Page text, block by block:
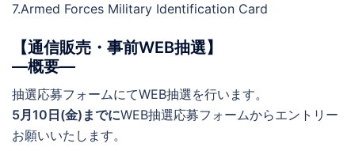
7.Armed Forces Military Identification Card
【通信販売・事前WEB抽選】
―概要―
抽選応募フォームにてWEB抽選を行います。
5月10日(金)までにWEB抽選応募フォームからエントリー
お願いいたします。